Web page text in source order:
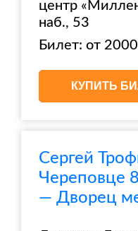
центр
наб., 53
Билет: от
КУПИТЬ
Сергей
Череповце
— Дворец